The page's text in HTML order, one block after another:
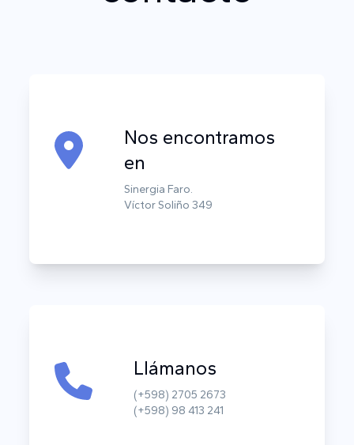
Nos encontramos
en
Sinergia Faro.
Víctor Soliño 349
Llámanos
(+598) 2705 2673
(+598) 98 413 241